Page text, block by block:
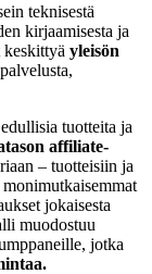
teknisestä
kirjaamisesta ja
yleisön
tuotteita ja
affiliate-
– tuotteisiin ja
jokaisesta
muodostuu
jotka